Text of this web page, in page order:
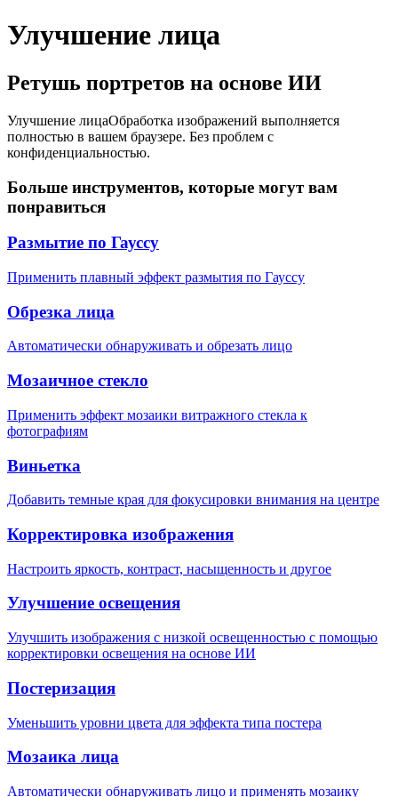
Улучшение лица
Ретушь портретов на основе ИИ
Улучшение лицаОбработка изображений выполняется
полностью в вашем браузере. Без проблем с
конфиденциальностью.
Больше инструментов, которые могут вам
понравиться
Размытие по Гауссу
Применить плавный эффект размытия по Гауссу
Обрезка лица
Автоматически обнаруживать и обрезать лицо
Мозаичное стекло
Применить эффект мозаики витражного стекла к
фотографиям
Виньетка
Добавить темные края для фокусировки внимания на центре
Корректировка изображения
Настроить яркость, контраст, насыщенность и другое
Улучшение освещения
Улучшить изображения с низкой освещенностью с помощью
корректировки освещения на основе ИИ
Постеризация
Уменьшить уровни цвета для эффекта типа постера
Мозаика лица
Автоматически обнаруживать лицо и применять мозаику